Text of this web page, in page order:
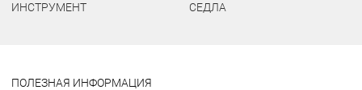
ИНСТРУМЕНТ
СЕДЛА
ПОЛЕЗНАЯ ИНФОРМАЦИЯ